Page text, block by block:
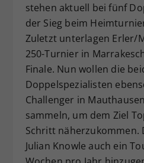
stehen aktuell bei fünf
der Sieg beim
Zuletzt unterlagen Erler/
250-Turnier in
Finale. Nun wollen die
Doppelspezialisten
Challenger in
sammeln, um dem Ziel
Schritt näherzukommen.
Julian Knowle auch ein